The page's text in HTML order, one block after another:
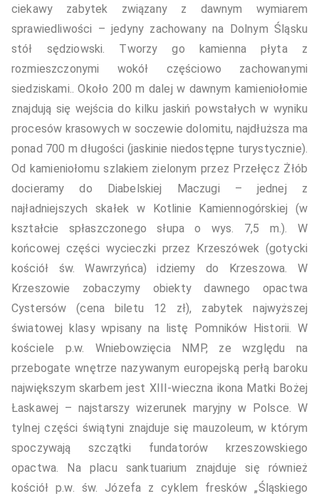
ciekawy zabytek związany z dawnym wymiarem
sprawiedliwości – jedyny zachowany na Dolnym Śląsku
stół sędziowski. Tworzy go kamienna płyta z
rozmieszczonymi wokół częściowo zachowanymi
siedziskami.. Około 200 m dalej w dawnym kamieniołomie
znajdują się wejścia do kilku jaskiń powstałych w wyniku
procesów krasowych w soczewie dolomitu, najdłuższa ma
ponad 700 m długości (jaskinie niedostępne turystycznie).
Od kamieniołomu szlakiem zielonym przez Przełęcz Żłób
docieramy do Diabelskiej Maczugi – jednej z
najładniejszych skałek w Kotlinie Kamiennogórskiej (w
kształcie spłaszczonego słupa o wys. 7,5 m.). W
końcowej części wycieczki przez Krzeszówek (gotycki
kościół św. Wawrzyńca) idziemy do Krzeszowa. W
Krzeszowie zobaczymy obiekty dawnego opactwa
Cystersów (cena biletu 12 zł), zabytek najwyższej
światowej klasy wpisany na listę Pomników Historii. W
kościele p.w. Wniebowzięcia NMP, ze względu na
przebogate wnętrze nazywanym europejską perłą baroku
największym skarbem jest XIII-wieczna ikona Matki Bożej
Łaskawej – najstarszy wizerunek maryjny w Polsce. W
tylnej części świątyni znajduje się mauzoleum, w którym
spoczywają szczątki fundatorów krzeszowskiego
opactwa. Na placu sanktuarium znajduje się również
kościół p.w. św. Józefa z cyklem fresków „Śląskiego